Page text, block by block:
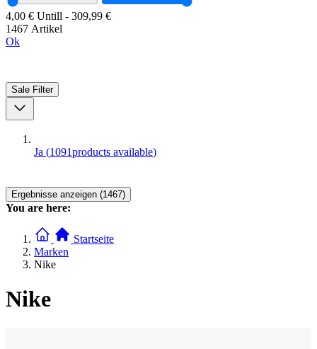
4,00 € Untill - 309,99 €
1467 Artikel
Ok
Sale Filter
Ja (1091products available)
Ergebnisse anzeigen (1467)
You are here:
Startseite
Marken
Nike
Nike